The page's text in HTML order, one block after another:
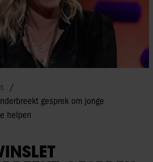
gesprek om jonge
helpen